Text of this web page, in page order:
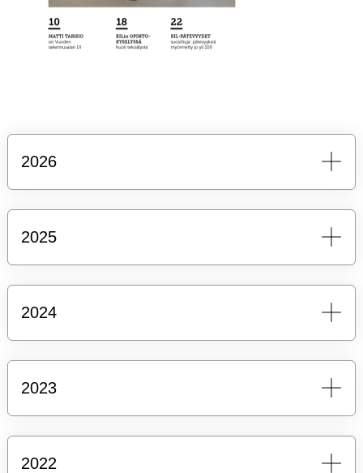
2026
2025
2024
2023
2022